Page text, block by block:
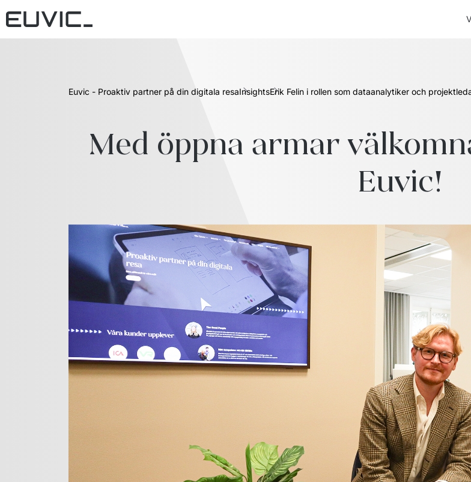
Euvic - Proaktiv partner på din digitala resaInsightsErik Felin i rollen som dataanalytiker och
Med öppna armar
Euvic!